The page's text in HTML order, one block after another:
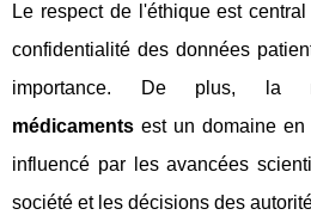
Le respect de l'éthique est
confidentialité des données
importance. De plus, la
médicaments est un domaine en
influencé par les avancées
société et les décisions des